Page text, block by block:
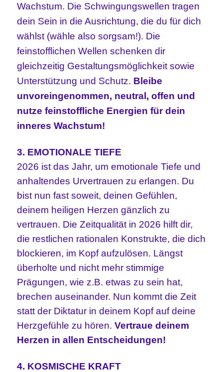
Wachstum. Die Schwingungswellen tragen
dein Sein in die Ausrichtung, die du für dich
wählst (wähle also sorgsam!). Die
feinstofflichen Wellen schenkendir
gleichzeitig Gestaltungsmöglichkeit sowie
Unterstützung und Schutz. Bleibe
unvoreingenommen, neutral, offen und
nutze feinstoffliche Energien für dein
inneres Wachstum!
3. EMOTIONALE TIEFE
2026 ist das Jahr, um emotionale Tiefe und
anhaltendes Urvertrauen zu erlangen. Du
bist nun fast soweit, deinen Gefühlen,
deinem heiligen Herzen gänzlich zu
vertrauen. Die Zeitqualität in 2026 hilft dir,
die restlichen rationalen Konstrukte, die dich
blockieren, im Kopf aufzulösen. Längst
überholte und nicht mehr stimmige
Prägungen, wie z.B. etwas zu sein hat,
brechen auseinander. Nun kommt die Zeit
statt der Diktatur in deinem Kopf auf deine
Herzgefühle zu hören.Vertraue deinem
Herzen in allen Entscheidungen!
4. KOSMISCHE KRAFT